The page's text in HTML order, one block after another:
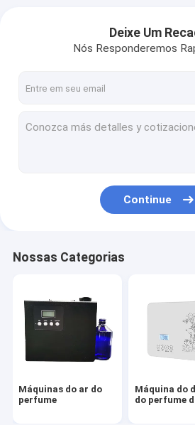
Máquina do difusor do perfume
Máquina do perfume do aroma
Distribuidor manual do sabão
Óleo essencial do difusor do
Grupos do presente da fragrância
Secador fixado na parede da mão
Deixe Um
Nós Responderemos
Continue
Nossas Categorias
Máquinas do ar do
perfume
Máquina do
do perfume